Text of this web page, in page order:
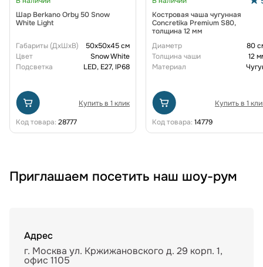
Шар Berkano Orby 50 Snow
White Light
Габариты (ДxШxВ)
50x50x45 см
Цвет
Snow White
Подсветка
LED, E27, IP68
Купить в 1 клик
Код товара: 28777
Костровая чаша чугунная
Concretika Premium S80,
толщина 12 мм
Диаметр
80
Толщина чаши
12
Материал
Купить в 1
Код товара: 14779
Приглашаем посетить наш шоу-рум
Адрес
г. Москва ул. Кржижановского д. 29 корп. 1,
офис 1105